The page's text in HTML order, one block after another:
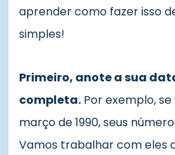
aprender como fazer isso
simples!
Primeiro, anote a sua
completa. Por exemplo,
março de 1990, seus
Vamos trabalhar com eles